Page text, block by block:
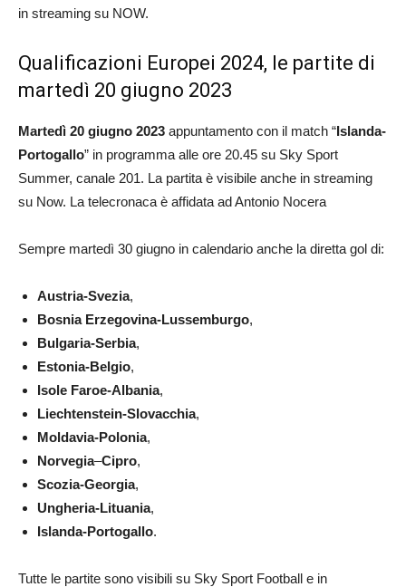
in streaming su NOW.
Qualificazioni Europei 2024, le partite di
martedì 20 giugno 2023
Martedì 20 giugno 2023 appuntamento con il match “Islanda-
Portogallo” in programma alle ore 20.45 su Sky Sport
Summer, canale 201. La partita è visibile anche in streaming
su Now. La telecronaca è affidata ad Antonio Nocera
Sempre martedì 30 giugno in calendario anche la diretta gol di:
Austria-Svezia,
Bosnia Erzegovina-Lussemburgo,
Bulgaria-Serbia,
Estonia-Belgio,
Isole Faroe-Albania,
Liechtenstein-Slovacchia,
Moldavia-Polonia,
Norvegia–Cipro,
Scozia-Georgia,
Ungheria-Lituania,
Islanda-Portogallo.
Tutte le partite sono visibili su Sky Sport Football e in